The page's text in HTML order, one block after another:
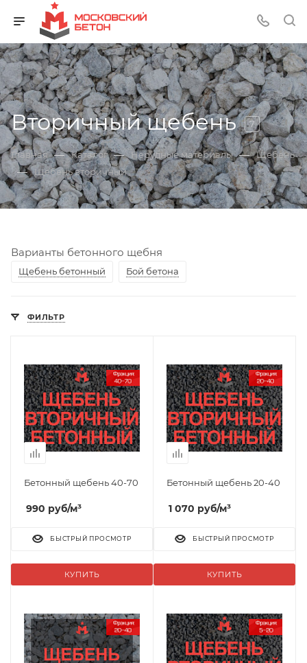
Вторичный щебень 7
Главная — Каталог — Нерудные материалы — Щебень
— Щебень вторичный
Варианты бетонного щебня
Щебень бетонный Бой бетона
ФИЛЬТР
Бетонный щебень 40-70
990 руб/м³
КУПИТЬ
БЫСТРЫЙ ПРОСМОТР
Бетонный щебень 20-40
1 070 руб/м³
КУПИТЬ
БЫСТРЫЙ ПРОСМОТР